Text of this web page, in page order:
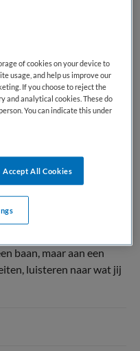
is niet meer actueel.
vacatures die voor u
baan, maar aan een
luisteren naar wat jij
of cookies on your device to
usage, and help us improve our
If you choose to reject the
and analytical cookies. These do
You can indicate this under
Accept All Cookies